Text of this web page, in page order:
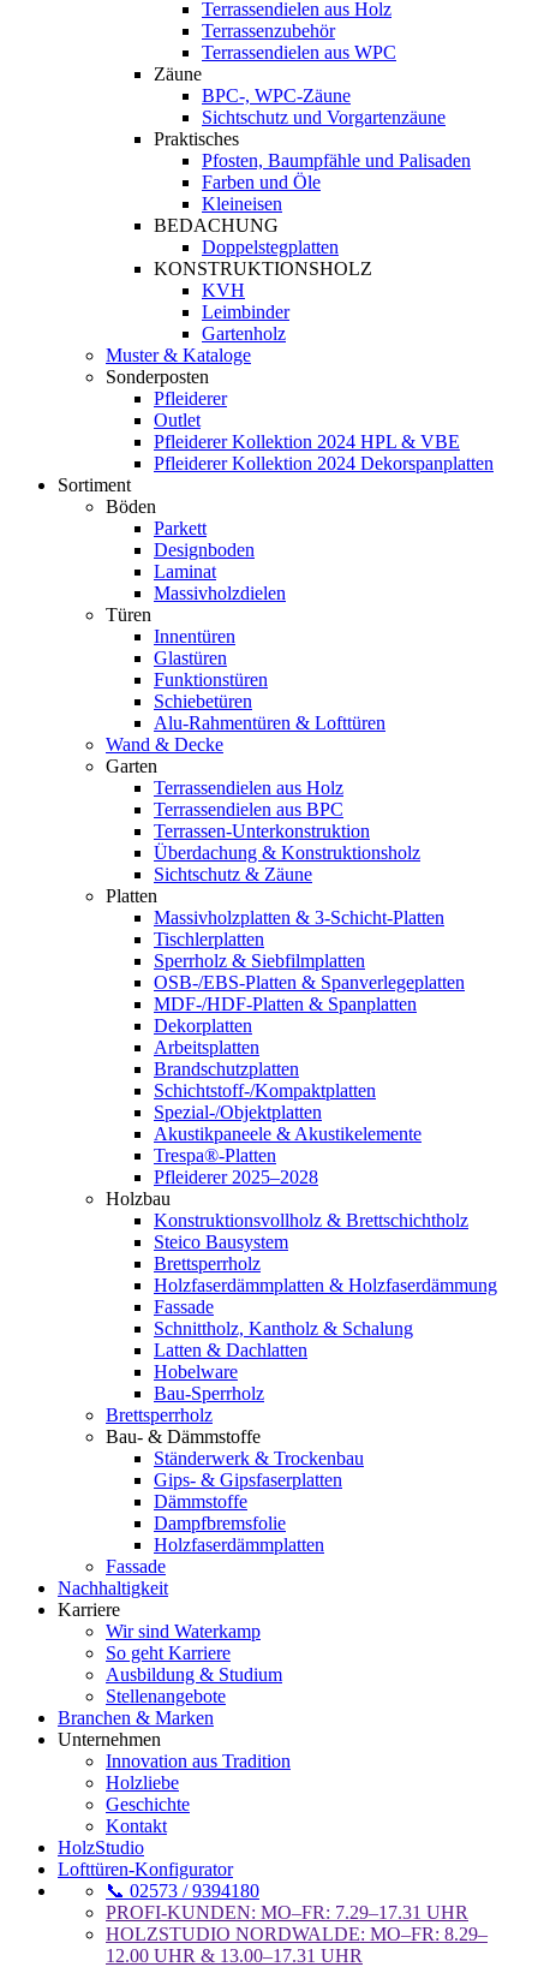
Terrassendielen aus Holz
Terrassenzubehör
Terrassendielen aus WPC
Zäune
BPC-, WPC-Zäune
Sichtschutz und Vorgartenzäune
Praktisches
Pfosten, Baumpfähle und Palisaden
Farben und Öle
Kleineisen
BEDACHUNG
Doppelstegplatten
KONSTRUKTIONSHOLZ
KVH
Leimbinder
Gartenholz
Muster & Kataloge
Sonderposten
Pfleiderer
Outlet
Pfleiderer Kollektion 2024 HPL & VBE
Pfleiderer Kollektion 2024 Dekorspanplatten
Sortiment
Böden
Parkett
Designboden
Laminat
Massivholzdielen
Türen
Innentüren
Glastüren
Funktionstüren
Schiebetüren
Alu-Rahmentüren & Lofttüren
Wand & Decke
Garten
Terrassendielen aus Holz
Terrassendielen aus BPC
Terrassen-Unterkonstruktion
Überdachung & Konstruktionsholz
Sichtschutz & Zäune
Platten
Massivholzplatten & 3-Schicht-Platten
Tischlerplatten
Sperrholz & Siebfilmplatten
OSB-/EBS-Platten & Spanverlegeplatten
MDF-/HDF-Platten & Spanplatten
Dekorplatten
Arbeitsplatten
Brandschutzplatten
Schichtstoff-/Kompaktplatten
Spezial-/Objektplatten
Akustikpaneele & Akustikelemente
Trespa®-Platten
Pfleiderer 2025–2028
Holzbau
Konstruktionsvollholz & Brettschichtholz
Steico Bausystem
Brettsperrholz
Holzfaserdämmplatten & Holzfaserdämmung
Fassade
Schnittholz, Kantholz & Schalung
Latten & Dachlatten
Hobelware
Bau-Sperrholz
Brettsperrholz
Bau- & Dämmstoffe
Ständerwerk & Trockenbau
Gips- & Gipsfaserplatten
Dämmstoffe
Dampfbremsfolie
Holzfaserdämmplatten
Fassade
Nachhaltigkeit
Karriere
Wir sind Waterkamp
So geht Karriere
Ausbildung & Studium
Stellenangebote
Branchen & Marken
Unternehmen
Innovation aus Tradition
Holzliebe
Geschichte
Kontakt
HolzStudio
Lofttüren-Konfigurator
📞 02573 / 9394180
PROFI-KUNDEN: MO–FR: 7.29–17.31 UHR
HOLZSTUDIO NORDWALDE: MO–FR: 8.29–
12.00 UHR & 13.00–17.31 UHR